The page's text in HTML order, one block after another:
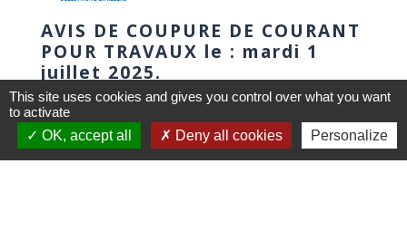
AVIS DE COUPURE DE COURANT
POUR TRAVAUX le : mardi 1
juillet 2025.
1-2-3-4-5-6-7-8-9-10
This site uses cookies and gives you control over what you want
to activate
OK, accept all
Deny all cookies Personalize